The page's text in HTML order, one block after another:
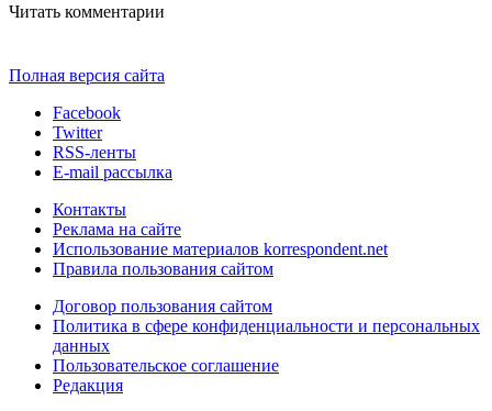
Читать комментарии
Полная версия сайта
Facebook
Twitter
RSS-ленты
E-mail рассылка
Контакты
Реклама на сайте
Использование материалов korrespondent.net
Правила пользования сайтом
Договор пользования сайтом
Политика в сфере конфиденциальности и персональных
данных
Пользовательское соглашение
Редакция